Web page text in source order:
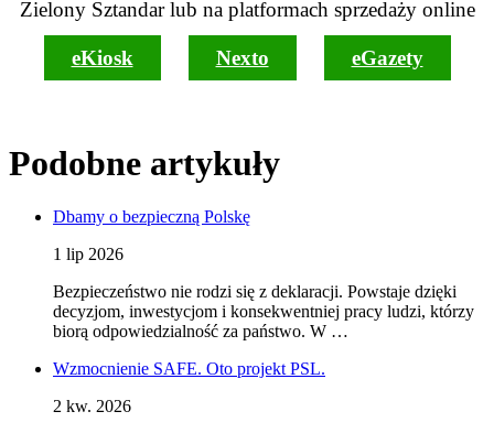
Zielony Sztandar lub na platformach sprzedaży online
eKiosk Nexto eGazety
Podobne artykuły
Dbamy o bezpieczną Polskę
1 lip 2026
Bezpieczeństwo nie rodzi się z deklaracji. Powstaje dzięki
decyzjom, inwestycjom i konsekwentniej pracy ludzi, którzy
biorą odpowiedzialność za państwo. W …
Wzmocnienie SAFE. Oto projekt PSL.
2 kw. 2026